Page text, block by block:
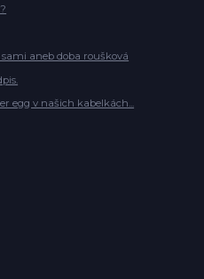
aneb doba roušková
egg v našich kabelkách...